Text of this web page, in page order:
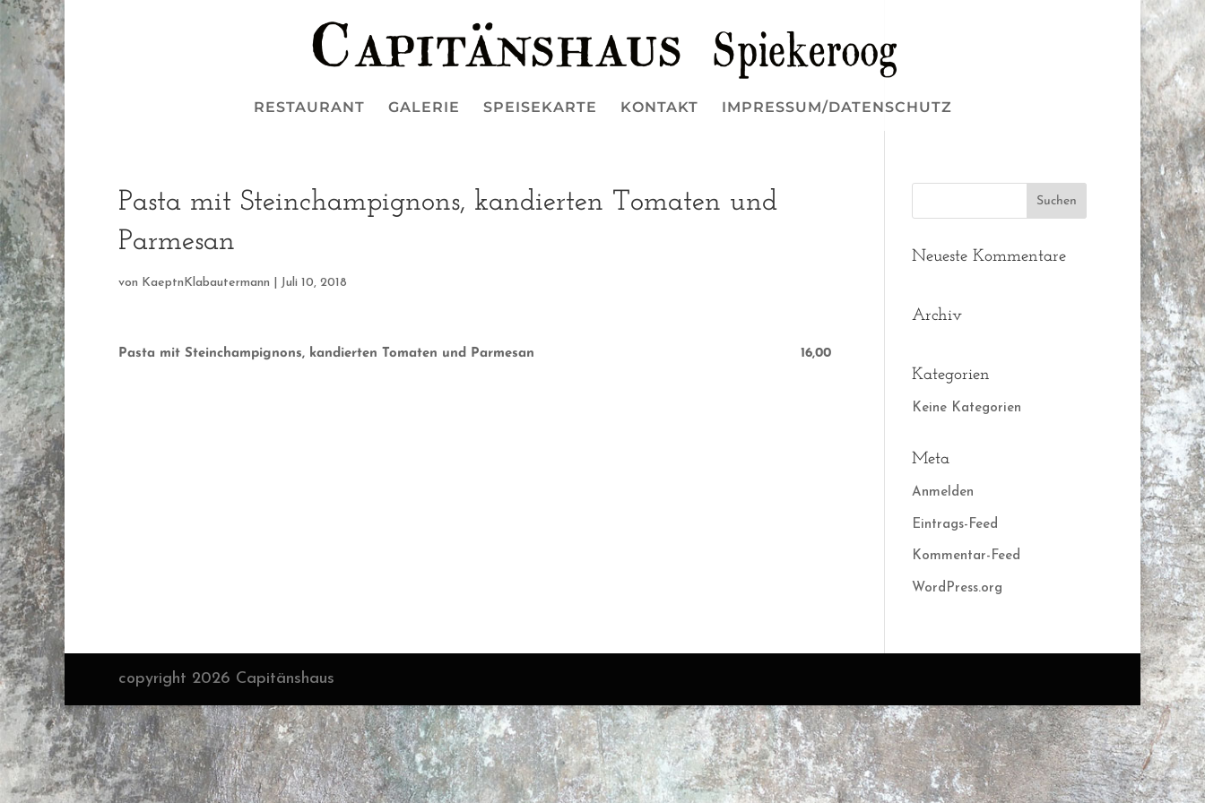
RESTAURANT GALERIE SPEISEKARTE KONTAKT IMPRESSUM/DATENSCHUTZ
Pasta mit Steinchampignons, kandierten Tomaten und
Parmesan
von KaeptnKlabautermann Juli 10, 2018
Pasta mit Steinchampignons, kandierten Tomaten und Parmesan 16,00
Neueste Kommentare
Archiv
Kategorien
Keine Kategorien
Meta
Anmelden
Eintrags-Feed
Kommentar-Feed
WordPress.org
copyright 2026 Capitänshaus